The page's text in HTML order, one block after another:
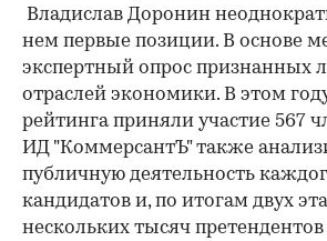
Владислав Доронин
нем первые позиции. В основе
экспертный опрос признанных
отраслей экономики. В этом
рейтинга приняли участие 567
ИД "КоммерсантЪ" также
публичную деятельность
кандидатов и, по итогам двух
нескольких тысяч